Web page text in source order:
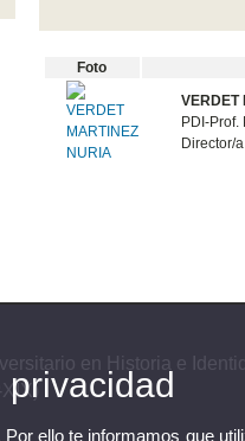
Foto
VERDET
PDI-Prof.
Director/
en Historia e
ello te informamos que